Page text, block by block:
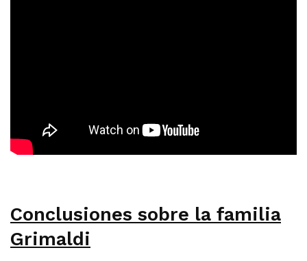
Conclusiones sobre la familia
Grimaldi